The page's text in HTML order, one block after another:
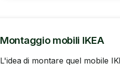
Montaggio mobili IKEA
L'idea di montare quel mobile